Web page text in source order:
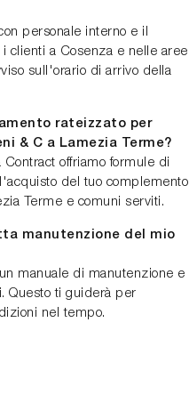
personale interno e il
clienti a Cosenza e nelle aree
sull'orario di arrivo della
rateizzato per
& C a Lamezia Terme?
offriamo formule di
del tuo complemento
Terme e comuni serviti.
manutenzione del mio
manuale di manutenzione e
Questo ti guiderà per
nel tempo.